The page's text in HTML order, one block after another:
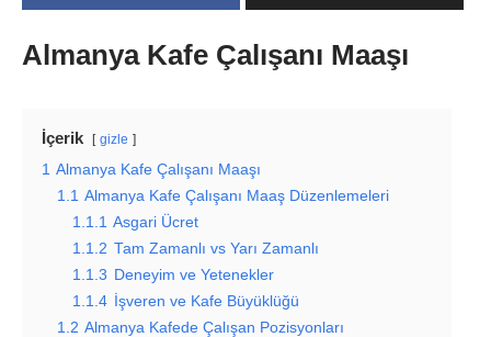
Almanya Kafe Çalışanı Maaşı
İçerik gizle
1 Almanya Kafe Çalışanı Maaşı
1.1 Almanya Kafe Çalışanı Maaş Düzenlemeleri
1.1.1 Asgari Ücret
1.1.2 Tam Zamanlı vs Yarı Zamanlı
1.1.3 Deneyim ve Yetenekler
1.1.4 İşveren ve Kafe Büyüklüğü
1.2 Almanya Kafede Çalışan Pozisyonları